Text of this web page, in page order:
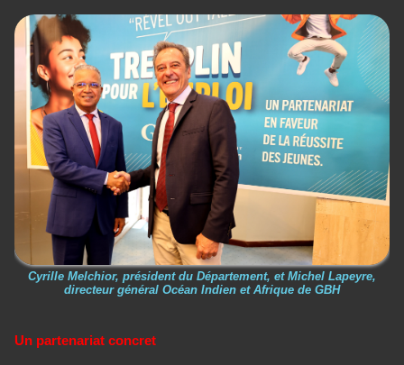
Cyrille Melchior, président du Département, et Michel Lapeyre,
directeur général Océan Indien et Afrique de GBH
Un partenariat concret